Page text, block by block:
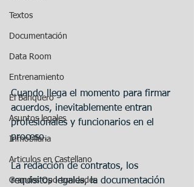
Textos
Documentación
Data Room
Entrenamiento
El Banquero
Asuntos legales
Inmobilaria
Articulos en Castellano
Grandes Oportunidades
Cuando llega el momento para firmar
acuerdos, inevitablemente entran
profesionales y funcionarios en el
proceso.
La redacción de contratos, los
requisitos legales, la documentación